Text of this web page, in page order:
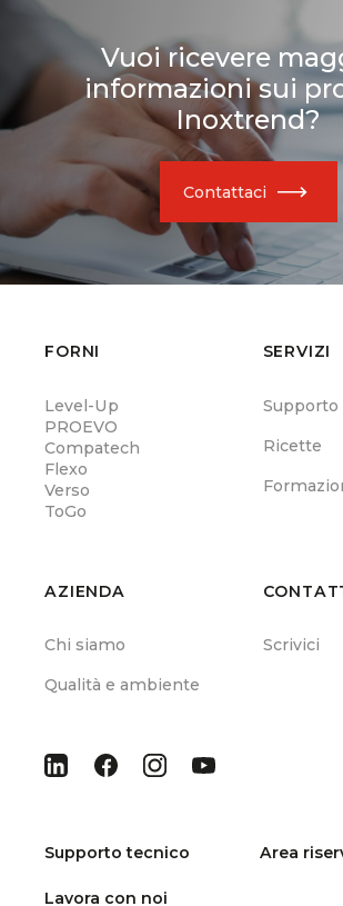
Vuoi ricevere
informazioni sui
Inoxtrend?
Contattaci
FORNI
Level-Up
PROEVO
Compatech
Flexo
Verso
ToGo
SERVIZI
Supporto
Ricette
AZIENDA
Chi siamo
Qualità e ambiente
Scrivici
Supporto tecnico Area
Lavora con noi